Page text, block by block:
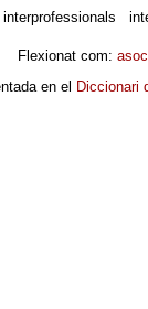
interprofessionals
Flexionat com:
en el Diccionari